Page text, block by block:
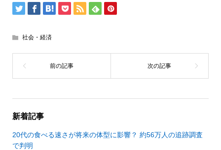
社会・経済
新着記事
20代の食べる速さが将来の体型に影響？ 約56万人の追跡調査
で判明